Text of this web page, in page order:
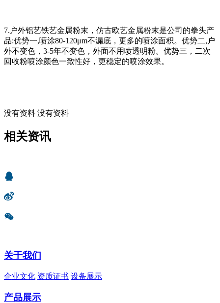
7.户外铝艺铁艺金属粉末，仿古欧艺金属粉末是公司的拳头产
品:优势一,喷涂80-120μm不漏底，更多的喷涂面积。优势二,户
外不变色，3-5年不变色，外面不用喷透明粉。优势三，二次
回收粉喷涂颜色一致性好，更稳定的喷涂效果。
没有资料 没有资料
相关资讯
关于我们
企业文化 资质证书 设备展示
产品展示